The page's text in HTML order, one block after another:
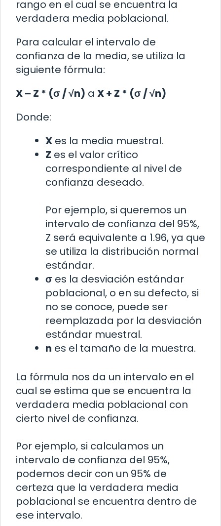
rango en el cual se encuentra la
verdadera media poblacional.
Para calcular el intervalo de
confianza de la media, se utiliza la
siguiente fórmula:
X – Z * (σ / √n) a X + Z * (σ / √n)
Donde:
X es la media muestral.
Z es el valor crítico
correspondiente al nivel de
confianza deseado.
Por ejemplo, si queremos un
intervalo de confianza del 95%,
Z será equivalente a 1.96, ya que
se utiliza la distribución normal
estándar.
σ es la desviación estándar
poblacional, o en su defecto, si
no se conoce, puede ser
reemplazada por la desviación
estándar muestral.
n es el tamaño de la muestra.
La fórmula nos da un intervalo en el
cual se estima que se encuentra la
verdadera media poblacional con
cierto nivel de confianza.
Por ejemplo, si calculamos un
intervalo de confianza del 95%,
podemos decir con un 95% de
certeza que la verdadera media
poblacional se encuentra dentro de
ese intervalo.